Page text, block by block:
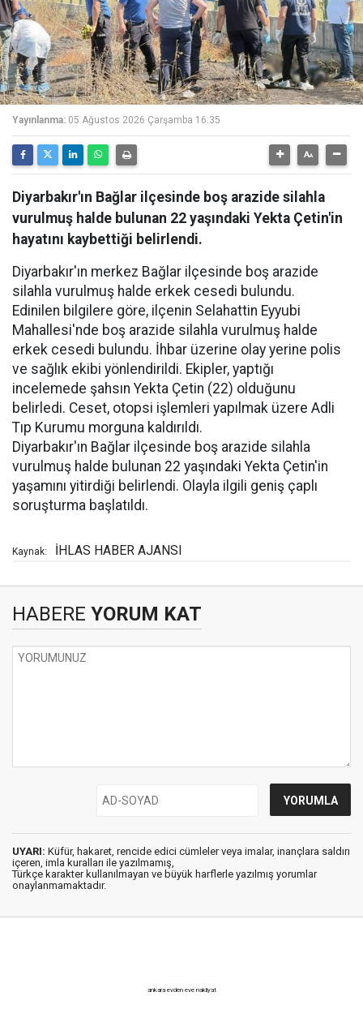
Yayınlanma: 05 Ağustos 2026 Çarşamba 16:35
Diyarbakır'ın Bağlar ilçesinde boş arazide silahla
vurulmuş halde bulunan 22 yaşındaki Yekta Çetin'in
hayatını kaybettiği belirlendi.
Diyarbakır'ın merkez Bağlar ilçesinde boş arazide
silahla vurulmuş halde erkek cesedi bulundu.
Edinilen bilgilere göre, ilçenin Selahattin Eyyubi
Mahallesi'nde boş arazide silahla vurulmuş halde
erkek cesedi bulundu. İhbar üzerine olay yerine polis
ve sağlık ekibi yönlendirildi. Ekipler, yaptığı
incelemede şahsın Yekta Çetin (22) olduğunu
belirledi. Ceset, otopsi işlemleri yapılmak üzere Adli
Tıp Kurumu morguna kaldırıldı.
Diyarbakır'ın Bağlar ilçesinde boş arazide silahla
vurulmuş halde bulunan 22 yaşındaki Yekta Çetin'in
yaşamını yitirdiği belirlendi. Olayla ilgili geniş çaplı
soruşturma başlatıldı.
Kaynak: İHLAS HABER AJANSI
HABERE YORUM KAT
UYARI: Küfür, hakaret, rencide edici cümleler veya imalar, inançlara saldırı
içeren, imla kuralları ile yazılmamış,
Türkçe karakter kullanılmayan ve büyük harflerle yazılmış yorumlar
onaylanmamaktadır.
ankara evden eve nakliyat